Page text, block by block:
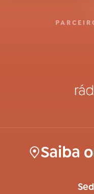
Saiba